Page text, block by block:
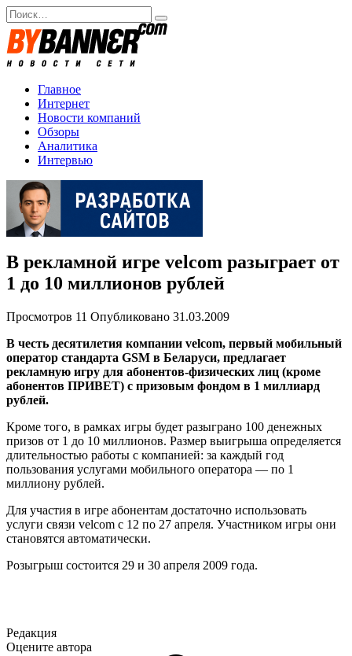
Перейти
к
содержанию
Search
for:
Главное
Интернет
Новости компаний
Обзоры
Аналитика
Интервью
В рекламной игре velcom разыграет от
1 до 10 миллионов рублей
Просмотров 11 Опубликовано 31.03.2009
В честь десятилетия компании velcom, первый мобильный
оператор стандарта GSM в Беларуси, предлагает
рекламную игру для абонентов-физических лиц (кроме
абонентов ПРИВЕТ) с призовым фондом в 1 миллиард
рублей.
Кроме того, в рамках игры будет разыграно 100 денежных
призов от 1 до 10 миллионов. Размер выигрыша определяется
длительностью работы с компанией: за каждый год
пользования услугами мобильного оператора — по 1
миллиону рублей.
Для участия в игре абонентам достаточно использовать
услуги связи velcom с 12 по 27 апреля. Участником игры они
становятся автоматически.
Розыгрыш состоится 29 и 30 апреля 2009 года.
Редакция
Оцените автора